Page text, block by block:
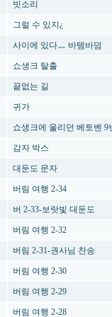
빗소리
그럴 수 있지¿
사이에 있다ㅡ 바템바덤
쇼생크 탈출
끝없는 길
귀가
쇼생크에 울리던 베토벤 9
감자 박스
대둔도 문자
버림 여행 2-34
버 2-33-보랏빛 대둔도
버림 여행 2-32
버림 2-31-권사님 찬송
버림 여행 2-30
버림 여행 2-29
버림 여행 2-28